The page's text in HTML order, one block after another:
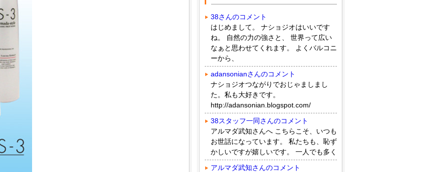
38さんのコメント
はじめまして。 ナショジオはいいです
ね。 自然の力の強さと、 世界って広い
なぁと思わせてくれます。 よくバルコニ
ーから、
adansonianさんのコメント
ナショジオつながりでおじゃましまし
た。私も大好きです。
http://adansonian.blogspot.com/
38スタッフ一同さんのコメント
アルマダ武知さんへ こちらこそ、いつも
お世話になっています。 私たちも、恥ず
かしいですが嬉しいです。 一人でも多く
アルマダ武知さんのコメント